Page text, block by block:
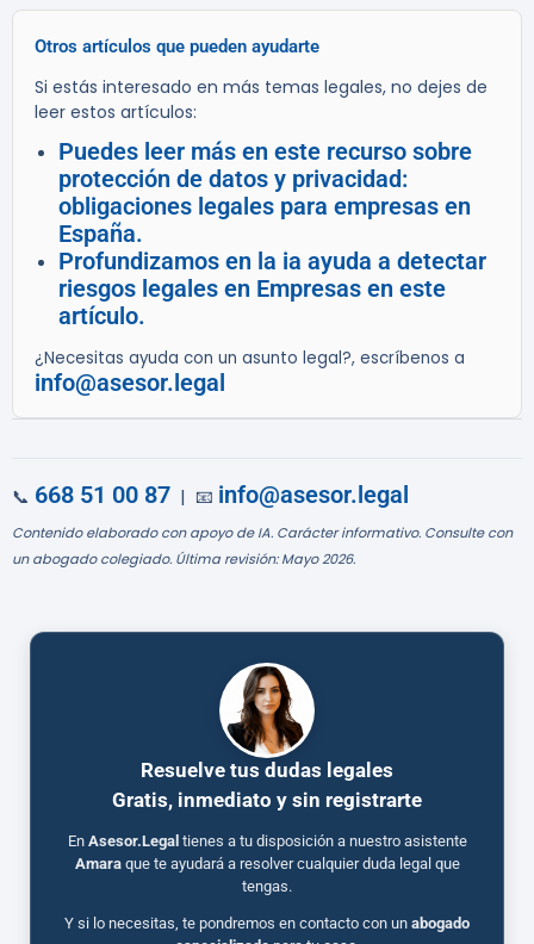
Otros artículos que pueden ayudarte
Si estás interesado en más temas legales, no dejes de
leer estos artículos:
Puedes leer más en este recurso sobre
protección de datos y privacidad:
obligaciones legales para empresas en
España.
Profundizamos en la ia ayuda a detectar
riesgos legales en Empresas en este
artículo.
¿Necesitas ayuda con un asunto legal?, escríbenos a
info@asesor.legal
📞 668 51 00 87 | 📧 info@asesor.legal
Contenido elaborado con apoyo de IA. Carácter informativo. Consulte con
un abogado colegiado. Última revisión: Mayo 2026.
Resuelve tus dudas legales
Gratis, inmediato y sin registrarte
En Asesor.Legal tienes a tu disposición a nuestro asistente
Amaraque te ayudará a resolver cualquier duda legal que
tengas.
Y si lo necesitas, te pondremos en contacto con un abogado